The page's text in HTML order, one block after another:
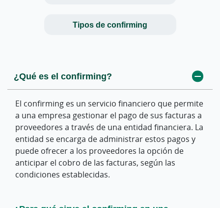
Tipos de confirming
¿Qué es el confirming?
El confirming es un servicio financiero que permite
a una empresa gestionar el pago de sus facturas a
proveedores a través de una entidad financiera. La
entidad se encarga de administrar estos pagos y
puede ofrecer a los proveedores la opción de
anticipar el cobro de las facturas, según las
condiciones establecidas.
¿Cómo funciona el confirming paso a
paso?
La empresa comunica a la entidad financiera las
facturas que debe pagar a sus proveedores. La
entidad gestiona estas facturas, informa a los
proveedores sobre el pago previsto y, si está
disponible, les ofrece la opción de anticipar el
cobro.
¿Qué diferencia hay entre confirming con
financiación y sin financiación?
En el confirming sin financiación, la entidad
financiera se limita a gestionar los pagos a
proveedores. En el confirming con financiación,
puede ofrecerse a los proveedores la posibilidad
de anticipar el cobro de sus facturas, según las
condiciones del servicio.